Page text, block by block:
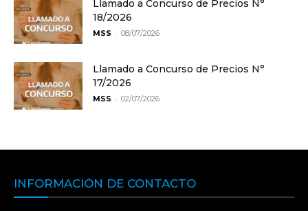
Llamado a Concurso de Precios N°
18/2026
MSS - 08/07/2026
Llamado a Concurso de Precios N°
17/2026
MSS - 02/07/2026
INFORMACIÓN DE CONTACTO